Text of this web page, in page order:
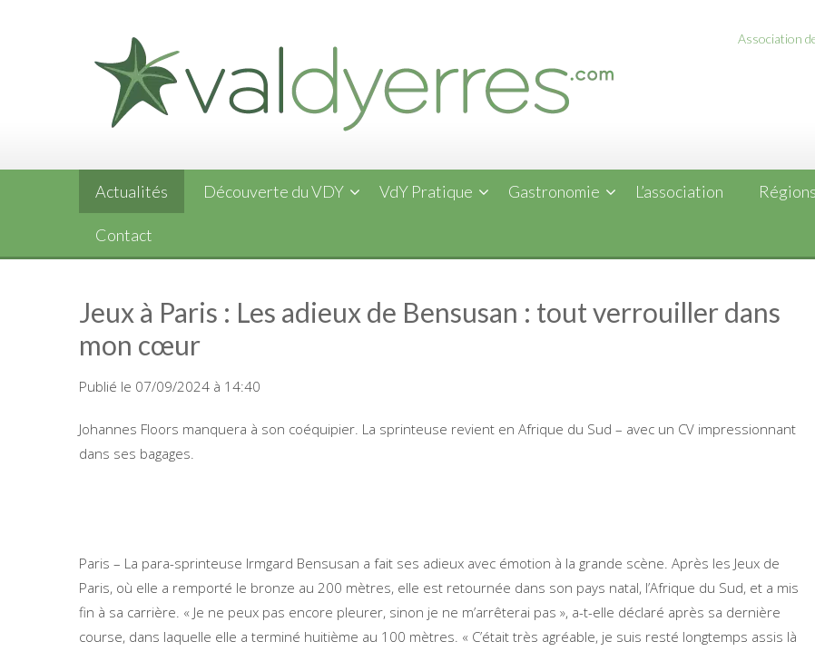
Association
Actualités Découverte du VDY VdY Pratique Gastronomie L’association
Contact
Jeux à Paris : Les adieux de Bensusan : tout verrouiller dans
mon cœur
Publié le 07/09/2024 à 14:40
Johannes Floors manquera à son coéquipier. La sprinteuse revient en Afrique du Sud – avec un CV impressionnant
dans ses bagages.
Paris – La para-sprinteuse Irmgard Bensusan a fait ses adieux avec émotion à la grande scène. Après les Jeux de
Paris, où elle a remporté le bronze au 200 mètres, elle est retournée dans son pays natal, l’Afrique du Sud, et a mis
fin à sa carrière. « Je ne peux pas encore pleurer, sinon je ne m’arrêterai pas », a-t-elle déclaré après sa dernière
course, dans laquelle elle a terminé huitième au 100 mètres. « C’était très agréable, je suis resté longtemps assis là